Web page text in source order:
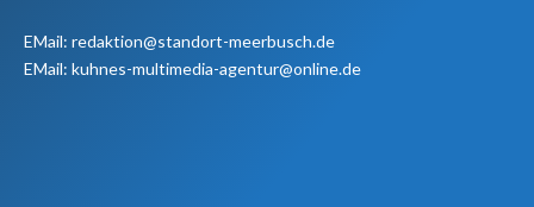
EMail: redaktion@standort-meerbusch.de
EMail: kuhnes-multimedia-agentur@online.de